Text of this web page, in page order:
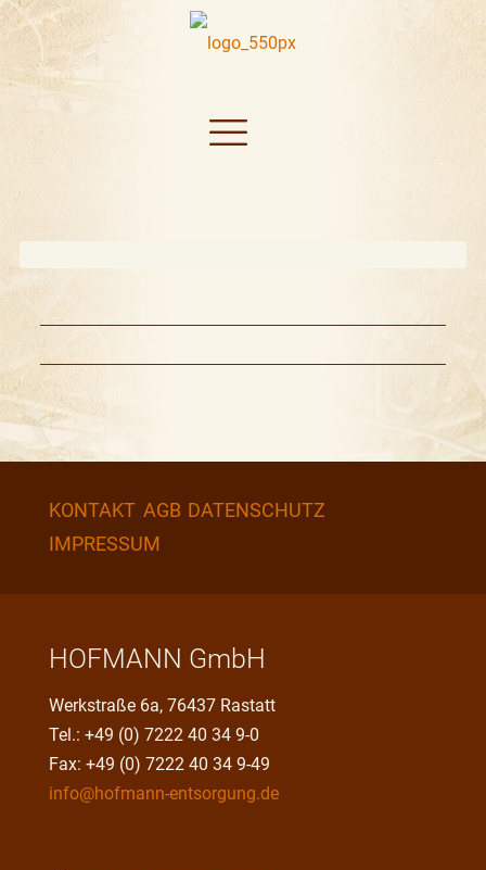
KONTAKT AGB DATENSCHUTZ
IMPRESSUM
HOFMANN GmbH
Werkstraße 6a, 76437 Rastatt
Tel.: +49 (0) 7222 40 34 9-0
Fax: +49 (0) 7222 40 34 9-49
info@hofmann-entsorgung.de